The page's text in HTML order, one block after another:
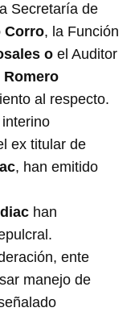
Secretaría de
Corro, la Función
oel Auditor
al respecto.
ex titular de
, han emitido
han
ente
manejo de